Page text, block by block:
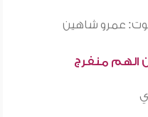
عمرو شاهين
الهم منفرج